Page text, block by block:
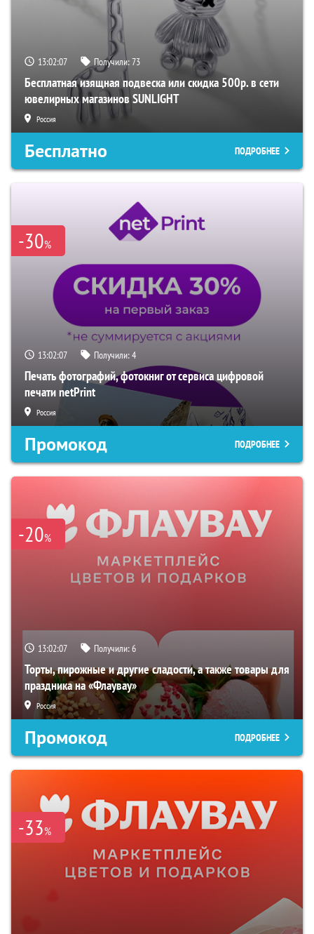
13:02:06 Получили:73
Бесплатная изящная подвеска или скидка 500р. в сети
ювелирных магазинов SUNLIGHT
Россия
Бесплатно ПОДРОБНЕЕ
-30%
13:02:06 Получили:4
Печать фотографий, фотокниг от сервиса цифровой
печати netPrint
Россия
Промокод ПОДРОБНЕЕ
-20%
13:02:06 Получили:6
Торты, пирожные и другие сладости, а также товары для
праздника на «Флаувау»
Россия
Промокод ПОДРОБНЕЕ
-33%